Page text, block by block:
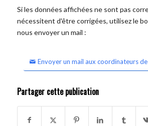
Si les données affichées ne sont pas
nécessitent d'être corrigées, utilisez le
nous envoyer un mail :
Envoyer un mail aux coordinateurs
Partager cette publication